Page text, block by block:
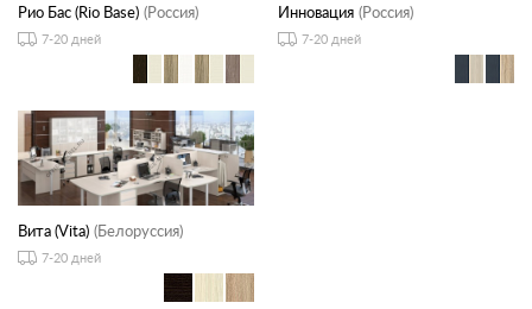
Рио Бас (Rio Base) (Россия)
7-20 дней
Инновация (Россия)
7-20 дней
Вита (Vita) (Белоруссия)
7-20 дней